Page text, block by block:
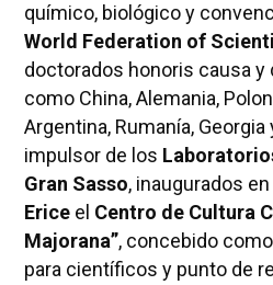
químico, biológico y
World Federation of
doctorados honoris causa
como China, Alemania,
Argentina, Rumanía, Georgia
impulsor de los
Gran Sasso, inaugurados
Ericeel Centro de Cultura
Majorana”, concebido
para científicos y punto de